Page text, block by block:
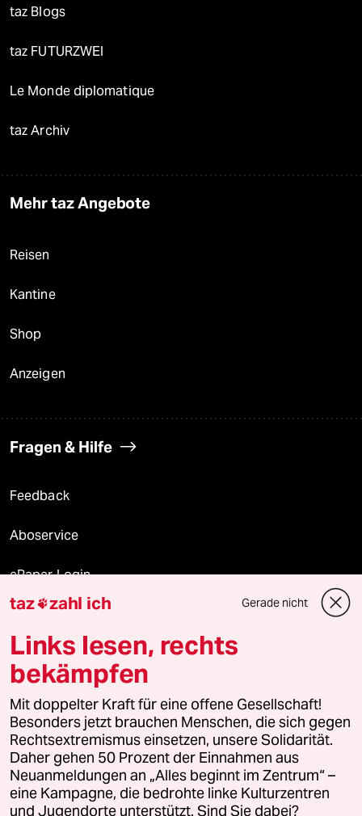
taz Blogs
taz FUTURZWEI
Le Monde diplomatique
taz Archiv
Mehr taz Angebote
Reisen
Kantine
Shop
Anzeigen
Fragen & Hilfe
Feedback
Aboservice
ePaper Login
Downloads für Abonnierende
© 2026 taz Verlags und Vertriebs GmbH
Alle Rechte vorbehalten. Bei rechtlichen Fragen oder für Genehmigungen
wenden Sie sich bitte an
lizenzen@taz.de
Feedback Redaktionsstatut Kommune-Richtlinien
Leitlinie Informant Datenschutz Impressum AGB
taz zahl ich Gerade nicht
Links lesen, rechts
bekämpfen
Mit doppelter Kraft für eine offene Gesellschaft!
Besonders jetzt brauchen Menschen, die sich gegen
Rechtsextremismus einsetzen, unsere Solidarität.
Daher gehen 50 Prozent der Einnahmen aus
Neuanmeldungen an „Alles beginnt im Zentrum“ –
eine Kampagne, die bedrohte linke Kulturzentren
und Jugendorte unterstützt. Sind Sie dabei?